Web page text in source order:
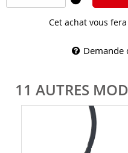
Cet achat vous
Demande
11 AUTRES